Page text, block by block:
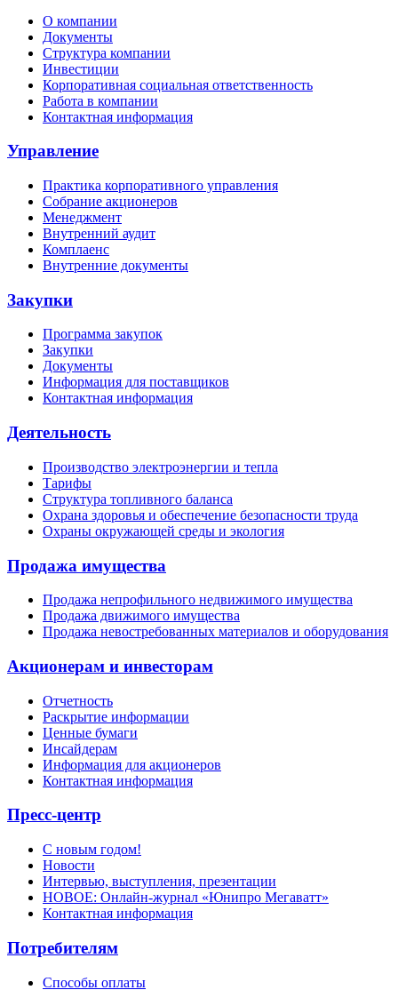
О компании
Документы
Структура компании
Инвестиции
Корпоративная социальная ответственность
Работа в компании
Контактная информация
Управление
Практика корпоративного управления
Собрание акционеров
Менеджмент
Внутренний аудит
Комплаенс
Внутренние документы
Закупки
Программа закупок
Закупки
Документы
Информация для поставщиков
Контактная информация
Деятельность
Производство электроэнергии и тепла
Тарифы
Структура топливного баланса
Охрана здоровья и обеспечение безопасности труда
Охраны окружающей среды и экология
Продажа имущества
Продажа непрофильного недвижимого имущества
Продажа движимого имущества
Продажа невостребованных материалов и оборудования
Акционерам и инвесторам
Отчетность
Раскрытие информации
Ценные бумаги
Инсайдерам
Информация для акционеров
Контактная информация
Пресс-центр
С новым годом!
Новости
Интервью, выступления, презентации
НОВОЕ: Онлайн-журнал «Юнипро Мегаватт»
Контактная информация
Потребителям
Способы оплаты